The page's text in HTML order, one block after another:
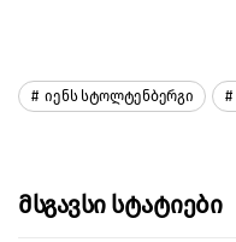
Იენს Სტოლტენბერგი
Მსგავსი Სტატიები